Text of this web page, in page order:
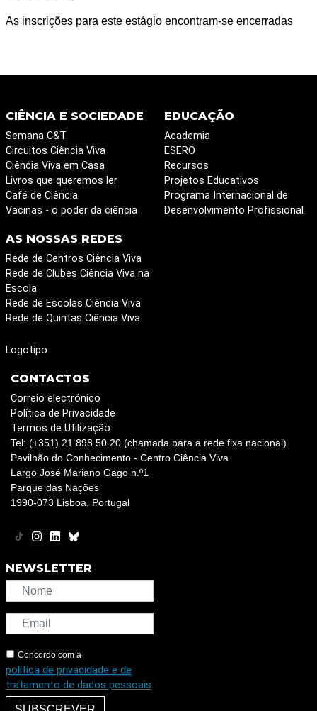
As inscrições para este estágio encontram-se encerradas
CIÊNCIA E SOCIEDADE
Semana C&T
Circuitos Ciência Viva
Ciência Viva em Casa
Livros que queremos ler
Café de Ciência
Vacinas - o poder da ciência
EDUCAÇÃO
Academia
ESERO
Recursos
Projetos Educativos
Programa Internacional de
Desenvolvimento Profissional
AS NOSSAS REDES
Rede de Centros Ciência Viva
Rede de Clubes Ciência Viva na
Escola
Rede de Escolas Ciência Viva
Rede de Quintas Ciência Viva
Logotipo
CONTACTOS
Correio electrónico
Política de Privacidade
Termos de Utilização
Tel: (+351) 21 898 50 20 (chamada para a rede fixa nacional)
Pavilhão do Conhecimento - Centro Ciência Viva
Largo José Mariano Gago n.º1
Parque das Nações
1990-073 Lisboa, Portugal
NEWSLETTER
Concordo com a
política de privacidade e de
tratamento de dados pessoais